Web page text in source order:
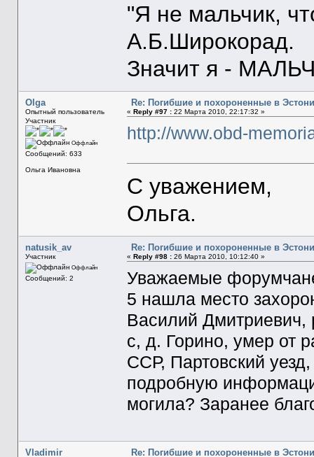
"Я не мальчик,
А.Б.Широкорад.
Значит я -
Olga
Опытный пользователь
Участник
Оффлайн
Сообщений: 633
Ольга Ивановна
Re: Погибшие и похороненные в
« Reply #97 :22 Марта 2010, 22:17:32 »
http://www.obd-
С уважением,
Ольга.
natusik_av
Участник
Оффлайн
Сообщений: 2
Re: Погибшие и похороненные в
« Reply #98 :26 Марта 2010, 10:12:40 »
Уважаемые
5 нашла место
Василий Дмитриевич,
с, д. Горино, умер от
ССР, Партовский
подробную
могила? Заранее
Vladimir Re: Погибшие и похороненные в